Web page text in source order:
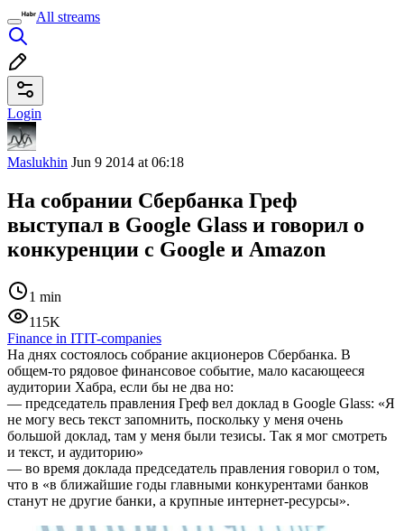
All streams
Login
Maslukhin Jun 9 2014 at 06:18
На собрании Сбербанка Греф
выступал в Google Glass и говорил о
конкуренции с Google и Amazon
1 min
115K
Finance in ITIT-companies
На днях состоялось собрание акционеров Сбербанка. В
общем-то рядовое финансовое событие, мало касающееся
аудитории Хабра, если бы не два но:
— председатель правления Греф вел доклад в Google Glass: «Я
не могу весь текст запомнить, поскольку у меня очень
большой доклад, там у меня были тезисы. Так я мог смотреть
и текст, и аудиторию»
— во время доклада председатель правления говорил о том,
что в «в ближайшие годы главными конкурентами банков
станут не другие банки, а крупные интернет-ресурсы».